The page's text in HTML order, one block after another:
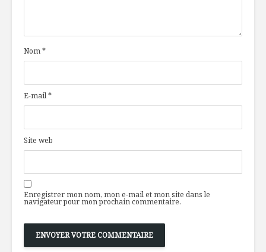
Nom*
E-mail*
Site web
Enregistrer mon nom, mon e-mail et mon site dans le
navigateur pour mon prochain commentaire.